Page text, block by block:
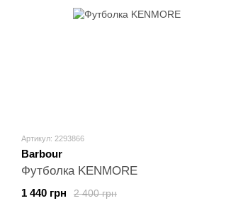
Артикул: 2293866
Barbour
Футболка KENMORE
2 400 грн
1 440 грн